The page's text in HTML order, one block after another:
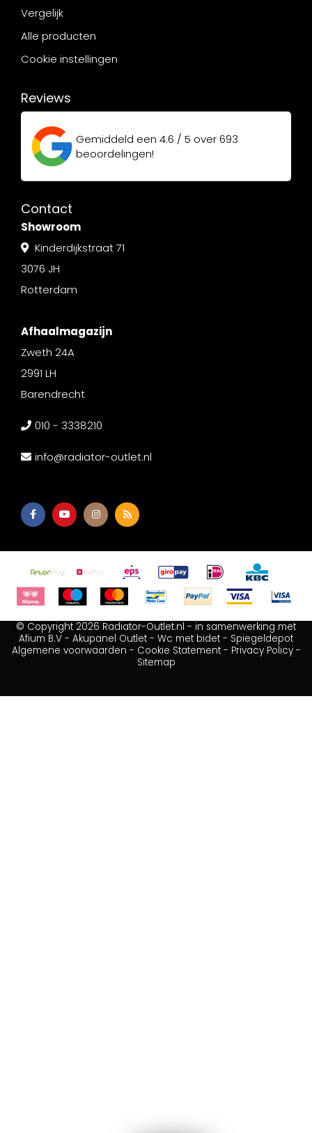
Vergelijk
Alle producten
Cookie instellingen
Reviews
Gemiddeld een 4.6 / 5 over693
beoordelingen!
Contact
Showroom
Kinderdijkstraat 71
3076 JH
Rotterdam
Afhaalmagazijn
Zweth 24A
2991 LH
Barendrecht
010 - 3338210
info@radiator-outlet.nl
© Copyright 2026 Radiator-Outlet.nl - in samenwerking met
Afium B.V - Akupanel Outlet - Wc met bidet - Spiegeldepot
Algemene voorwaarden - Cookie Statement- Privacy Policy-
Sitemap